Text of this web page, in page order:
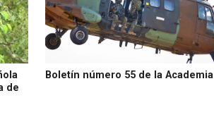
de
Boletín número 55 de la Academia